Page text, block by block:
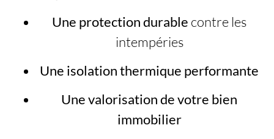
Une protection durable contre les
intempéries
Une isolation thermique performante
Une valorisation de votre bien
immobilier